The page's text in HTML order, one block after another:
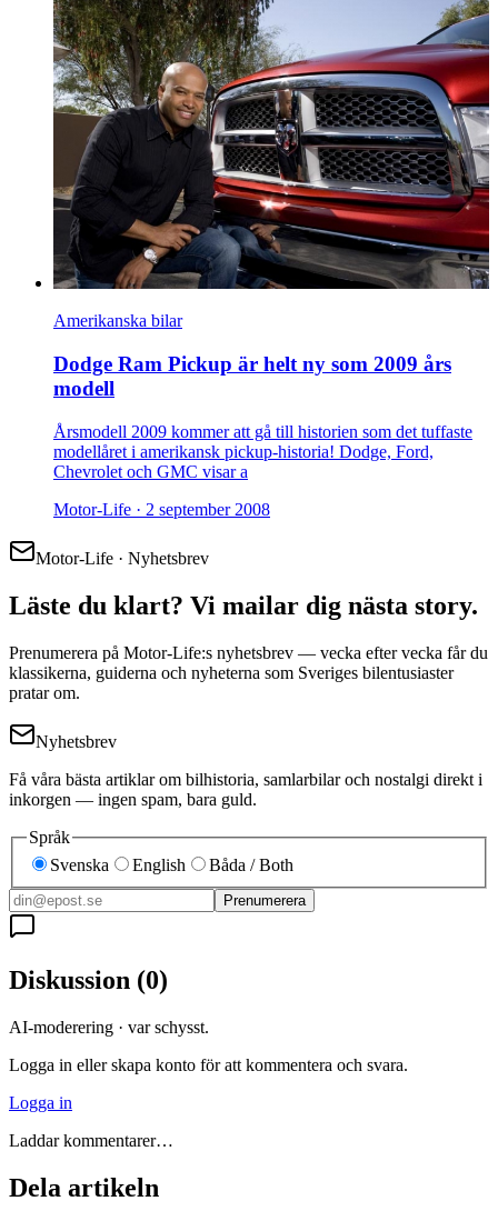
Amerikanska bilar
Dodge Ram Pickup är helt ny som 2009 års
modell
Årsmodell 2009 kommer att gå till historien som det tuffaste
modellåret i amerikansk pickup-historia! Dodge, Ford,
Chevrolet och GMC visar a
Motor-Life · 2 september 2008
Motor-Life · Nyhetsbrev
Läste du klart? Vi mailar dig nästa story.
Prenumerera på Motor-Life:s nyhetsbrev — vecka efter vecka får du
klassikerna, guiderna och nyheterna som Sveriges bilentusiaster
pratar om.
Nyhetsbrev
Få våra bästa artiklar om bilhistoria, samlarbilar och nostalgi direkt i
inkorgen — ingen spam, bara guld.
Språk
Svenska
English Båda / Both
Prenumerera
Diskussion (0)
AI-moderering · var schysst.
Logga in eller skapa konto för att kommentera och svara.
Logga in
Laddar kommentarer…
Dela artikeln